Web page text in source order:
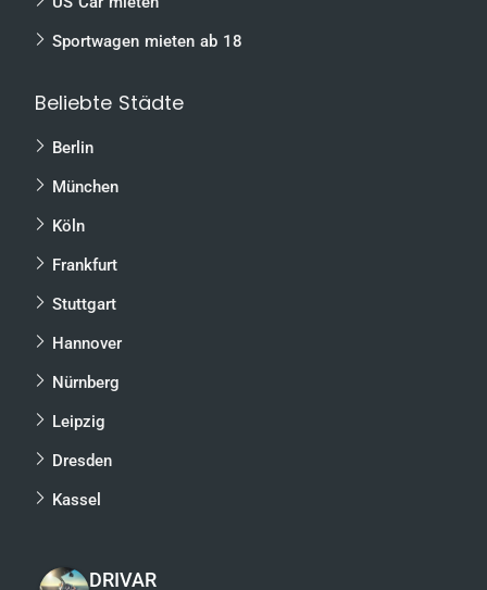
Sportwagen mieten ab 18
Beliebte Städte
Berlin
München
Köln
Frankfurt
Stuttgart
Hannover
Nürnberg
Leipzig
Dresden
Kassel
DRIVAR